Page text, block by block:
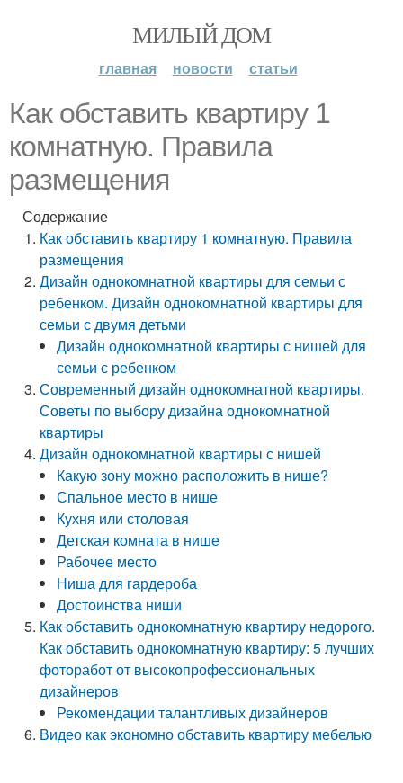
МИЛЫЙ ДОМ
главная новости статьи
Как обставить квартиру 1
комнатную. Правила
размещения
Содержание
Как обставить квартиру 1 комнатную. Правила
размещения
Дизайн однокомнатной квартиры для семьи с
ребенком. Дизайн однокомнатной квартиры для
семьи с двумя детьми
Дизайн однокомнатной квартиры с нишей для
семьи с ребенком
Современный дизайн однокомнатной квартиры.
Советы по выбору дизайна однокомнатной
квартиры
Дизайн однокомнатной квартиры с нишей
Какую зону можно расположить в нише?
Спальное место в нише
Кухня или столовая
Детская комната в нише
Рабочее место
Ниша для гардероба
Достоинства ниши
Как обставить однокомнатную квартиру недорого.
Как обставить однокомнатную квартиру: 5 лучших
фоторабот от высокопрофессиональных
дизайнеров
Рекомендации талантливых дизайнеров
Видео как экономно обставить квартиру мебелью